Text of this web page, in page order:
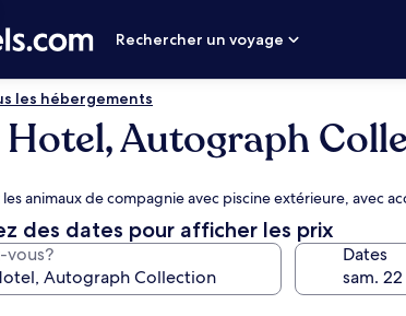
Rechercher un voyage
les hébergements
Hotel, Autograph
animaux de compagnie avec piscine extérieure, avec
des dates pour afficher les prix
vous? Dates